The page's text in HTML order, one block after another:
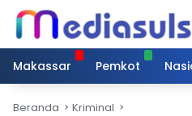
Langsung
konten
Makassar
Pemkot
Beranda Kriminal